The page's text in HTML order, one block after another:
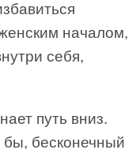
началом,
себя,
путь вниз.
бы, бесконечный